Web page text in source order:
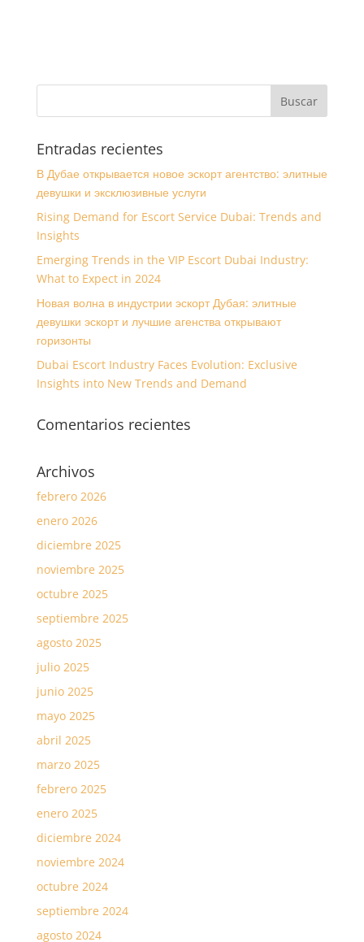
Entradas recientes
В Дубае открывается новое эскорт агентство: элитные
девушки и эксклюзивные услуги
Rising Demand for Escort Service Dubai: Trends and
Insights
Emerging Trends in the VIP Escort Dubai Industry:
What to Expect in 2024
Новая волна в индустрии эскорт Дубая: элитные
девушки эскорт и лучшие агенства открывают
горизонты
Dubai Escort Industry Faces Evolution: Exclusive
Insights into New Trends and Demand
Comentarios recientes
Archivos
febrero 2026
enero 2026
diciembre 2025
noviembre 2025
octubre 2025
septiembre 2025
agosto 2025
julio 2025
junio 2025
mayo 2025
abril 2025
marzo 2025
febrero 2025
enero 2025
diciembre 2024
noviembre 2024
octubre 2024
septiembre 2024
agosto 2024